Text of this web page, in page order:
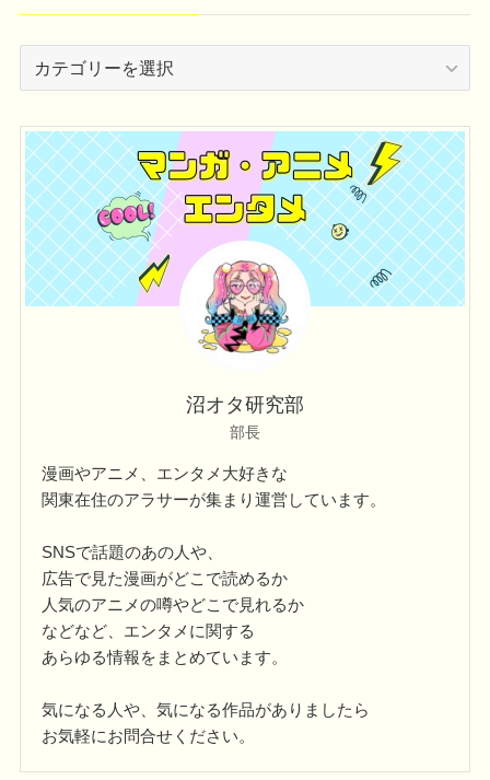
リ
ー
沼オタ研究部
部長
漫画やアニメ、エンタメ大好きな
関東在住のアラサーが集まり運営しています。
SNSで話題のあの人や、
広告で見た漫画がどこで読めるか
人気のアニメの噂やどこで見れるか
などなど、エンタメに関する
あらゆる情報をまとめています。
気になる人や、気になる作品がありましたら
お気軽にお問合せください。